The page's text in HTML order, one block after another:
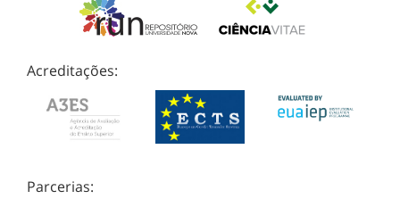
Acreditações:
Parcerias: